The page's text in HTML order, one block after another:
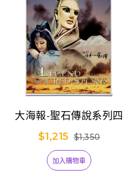
大海報-聖石傳說系列四
$1,215 $1,350
加入購物車